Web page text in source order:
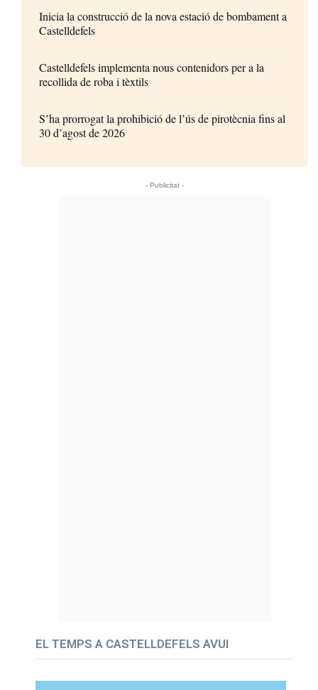
Inicia la construcció de la nova estació de bombament a
Castelldefels
Castelldefels implementa nous contenidors per a la
recollida de roba i tèxtils
S’ha prorrogat la prohibició de l’ús de pirotècnia fins al
30 d’agost de 2026
- Publicitat -
EL TEMPS A CASTELLDEFELS AVUI